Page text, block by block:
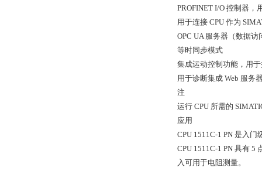
PROFINET I/O 控制器，
用于连接 CPU 作为
OPC UA 服务器（数据
等时同步模式
集成运动控制功能，用
用于诊断集成 Web 服务
注
运行 CPU 所需的
应用
CPU 1511C-1 PN 是入
CPU 1511C-1 PN 具有
入可用于电阻测量。